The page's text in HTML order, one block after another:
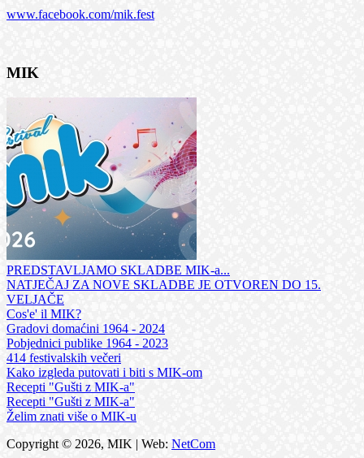
www.facebook.com/mik.fest
MIK
PREDSTAVLJAMO SKLADBE MIK-a...
NATJEČAJ ZA NOVE SKLADBE JE OTVOREN DO 15.
VELJAČE
Cos'e' il MIK?
Gradovi domaćini 1964 - 2024
Pobjednici publike 1964 - 2023
414 festivalskih večeri
Kako izgleda putovati i biti s MIK-om
Recepti "Gušti z MIK-a"
Recepti "Gušti z MIK-a"
Želim znati više o MIK-u
Copyright © 2026, MIK | Web: NetCom